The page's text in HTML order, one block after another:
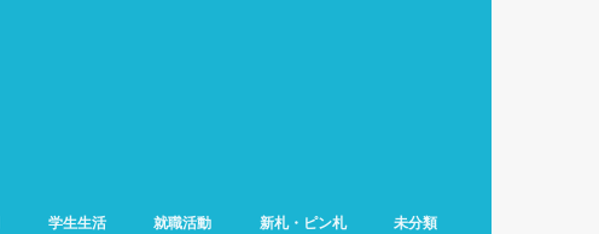
学生生活 就職活動 新札・ピン札 未分類